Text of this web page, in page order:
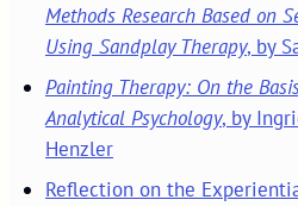
Methods Research Based on
Using Sandplay Therapy, by
Painting Therapy: On the
Analytical Psychology, by
Henzler
Reflection on the